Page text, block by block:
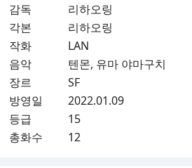
감독
리하오링
각본
리하오링
작화
LAN
음악
텐몬, 유마 야마구치
장르
SF
방영일
2022.01.09
등급
15
총화수
12